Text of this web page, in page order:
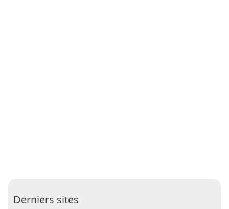
Derniers sites